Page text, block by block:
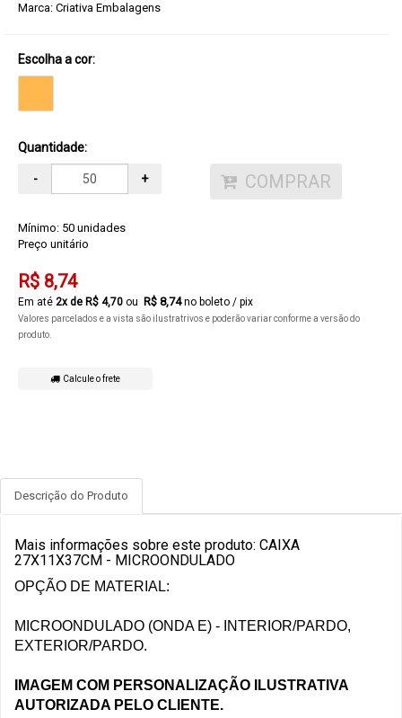
Marca: Criativa Embalagens
Escolha a cor:
Quantidade:
- + COMPRAR
Mínimo: 50 unidades
Preço unitário
R$ 8,74
2x de R$ 4,70 R$ 8,74no boleto / pix
Valores parcelados e a vista são ilustratrivos e poderão variar conforme a versão do
produto.
Calcule o frete
Descrição do Produto
Mais informações sobre este produto: CAIXA
27X11X37CM - MICROONDULADO
OPÇÃO DE MATERIAL:
MICROONDULADO (ONDA E) - INTERIOR/PARDO,
EXTERIOR/PARDO.
IMAGEM COM PERSONALIZAÇÃO ILUSTRATIVA
AUTORIZADA PELO CLIENTE.